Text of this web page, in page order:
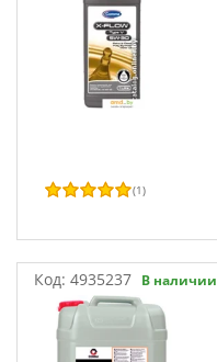
(1)
Код: 4935237 В наличии